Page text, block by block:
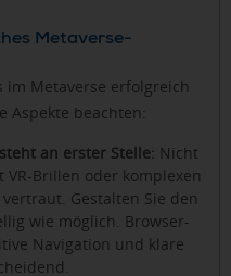
Metaverse-
im Metaverse erfolgreich
Aspekte beachten:
an erster Stelle: Nicht
Brillen oder komplexen
Gestalten Sie den
wie möglich. Browser-
Navigation und klare